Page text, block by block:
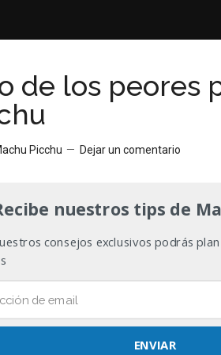
de los peores
Picchu Dejar un comentario
nuestros tips de
consejos exclusivos podrás
ENVIAR